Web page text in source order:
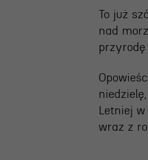
To już
nad
Letniej
wraz z